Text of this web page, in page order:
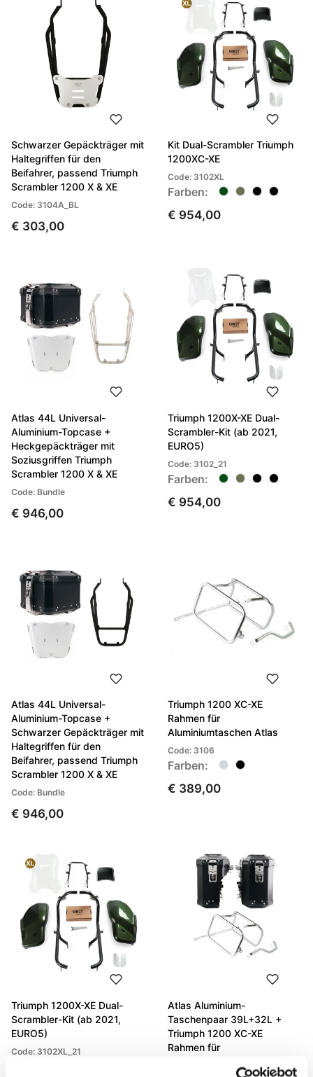
Schwarzer Gepäckträger mit
Haltegriffen für den
Beifahrer, passend Triumph
Scrambler 1200 X & XE
Code: 3104A_BL
€ 303,00
Kit Dual-Scrambler Triumph
1200XC-XE
Code: 3102XL
Farben:
€ 954,00
Atlas 44L Universal-
Aluminium-Topcase +
Heckgepäckträger mit
Soziusgriffen Triumph
Scrambler 1200 X & XE
Code: Bundle
€ 946,00
Triumph 1200X-XE Dual-
Scrambler-Kit (ab 2021,
EURO5)
Code: 3102_21
Farben:
€ 954,00
Atlas 44L Universal-
Aluminium-Topcase +
Schwarzer Gepäckträger mit
Haltegriffen für den
Beifahrer, passend Triumph
Scrambler 1200 X & XE
Code: Bundle
€ 946,00
Triumph 1200 XC-XE
Rahmen für
Aluminiumtaschen Atlas
Code: 3106
Farben:
€ 389,00
Triumph 1200X-XE Dual-
Scrambler-Kit (ab 2021,
EURO5)
Code: 3102XL_21
Atlas Aluminium-
Taschenpaar 39L+32L +
Triumph 1200 XC-XE
Rahmen für